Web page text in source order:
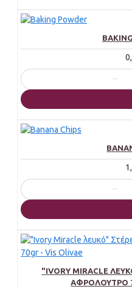
−
−
"IVORY MIRACLE
ΑΦΡΌΛΟΥΤΡΟ